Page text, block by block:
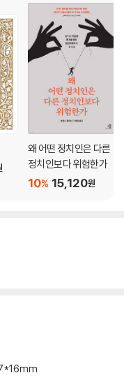
왜 어떤 정치인은 다른
정치인보다 위험한가
15,120원
10%